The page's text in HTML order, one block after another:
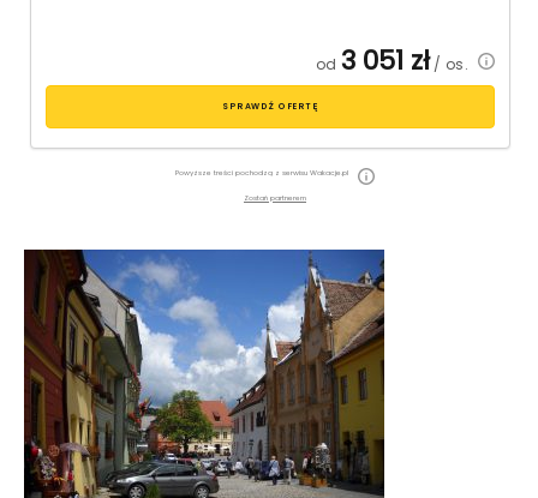
od 3 051 zł/ os.
SPRAWDŹ OFERTĘ
Powyższe treści pochodzą z serwisu Wakacje.pl
Zostań partnerem